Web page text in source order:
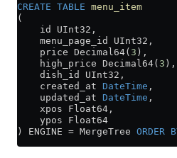
CREATE TABLE menu_item
(
    id UInt32,
    menu_page_id UInt32,
    price Decimal64(
3 ),
    high_price Decimal64(
3 ),
    dish_id UInt32,
    created_at
DateTime ,
    updated_at
DateTime ,
    xpos Float64,
    ypos Float64
) ENGINE = MergeTree ORDER